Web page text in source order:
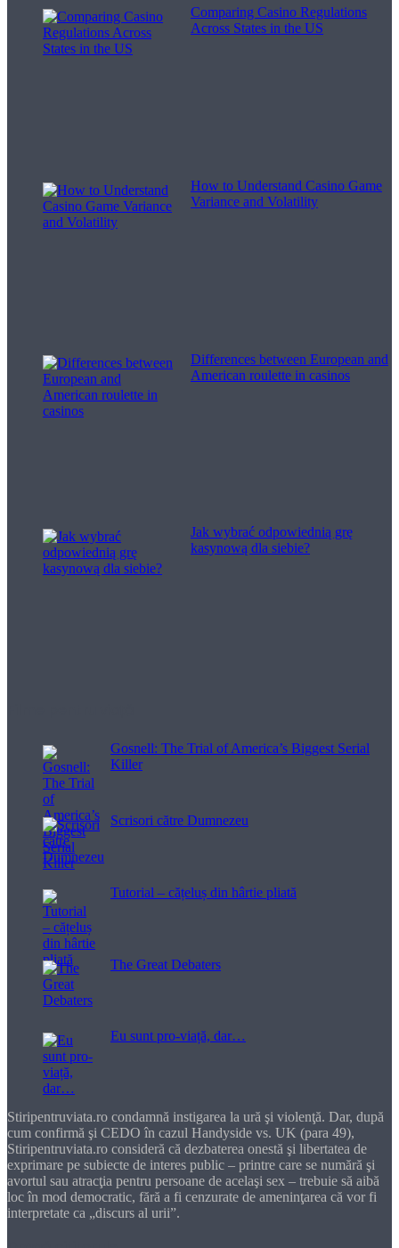
Comparing Casino Regulations
Across States in the US
How to Understand Casino Game
Variance and Volatility
Differences between European and
American roulette in casinos
Jak wybrać odpowiednią grę
kasynową dla siebie?
Gosnell: The Trial of America’s Biggest Serial
Killer
Scrisori către Dumnezeu
Tutorial – cățeluș din hârtie pliată
The Great Debaters
Eu sunt pro-viață, dar…
Stiripentruviata.ro condamnă instigarea la ură şi violenţă. Dar, după
cum confirmă şi CEDO în cazul Handyside vs. UK (para 49),
Stiripentruviata.ro consideră că dezbaterea onestă şi libertatea de
exprimare pe subiecte de interes public – printre care se numără şi
avortul sau atracţia pentru persoane de acelaşi sex – trebuie să aibă
loc în mod democratic, fără a fi cenzurate de ameninţarea că vor fi
interpretate ca „discurs al urii”.